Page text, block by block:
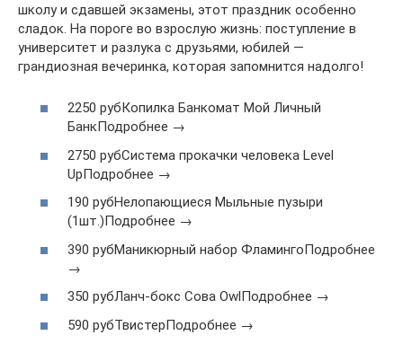
школу и сдавшей экзамены, этот праздник особенно
сладок. На пороге во взрослую жизнь: поступление в
университет и разлука с друзьями, юбилей —
грандиозная вечеринка, которая запомнится надолго!
2250 рубКопилка Банкомат Мой Личный
БанкПодробнее →
2750 рубСистема прокачки человека Level
UpПодробнее →
190 рубНелопающиеся Мыльные пузыри
(1шт.)Подробнее →
390 рубМаникюрный набор ФламингоПодробнее
→
350 рубЛанч-бокс Сова OwlПодробнее →
590 рубТвистерПодробнее →